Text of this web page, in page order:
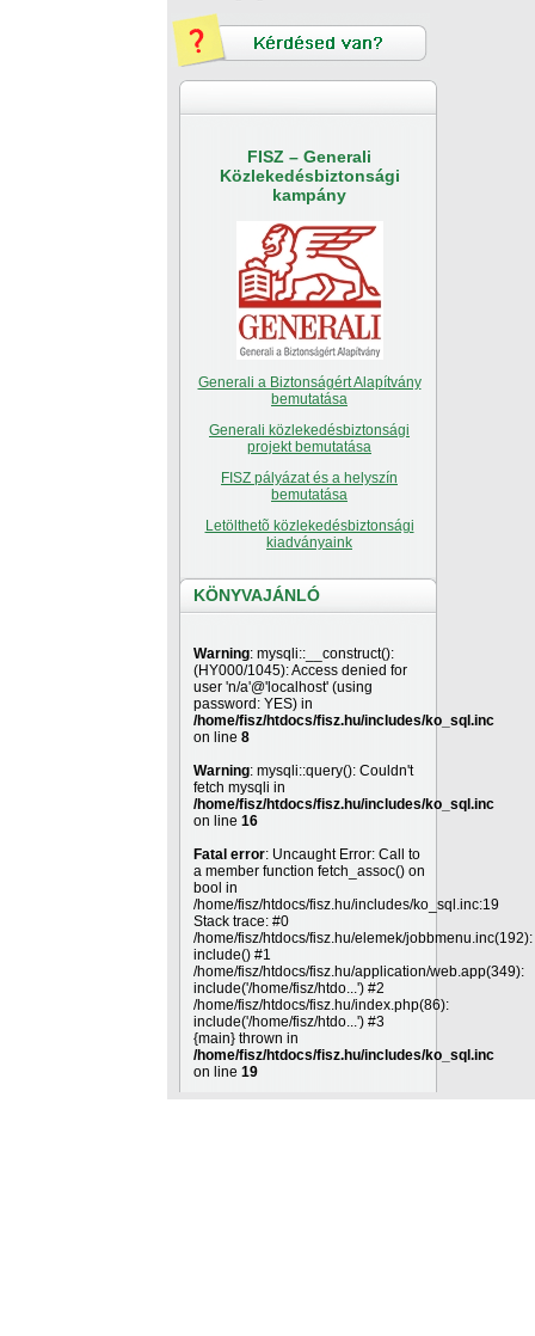
FISZ – Generali
Közlekedésbiztonsági
kampány
Generali a Biztonságért Alapítvány
bemutatása
Generali közlekedésbiztonsági
projekt bemutatása
FISZ pályázat és a helyszín
bemutatása
Letölthetõ közlekedésbiztonsági
kiadványaink
KÖNYVAJÁNLÓ
Warning: mysqli::__construct():
(HY000/1045): Access denied for
user 'n/a'@'localhost' (using
password: YES) in
/home/fisz/htdocs/fisz.hu/includes/ko_sql.inc
on line 8
Warning: mysqli::query(): Couldn't
fetch mysqli in
/home/fisz/htdocs/fisz.hu/includes/ko_sql.inc
on line 16
Fatal error: Uncaught Error: Call to
a member function fetch_assoc() on
bool in
/home/fisz/htdocs/fisz.hu/includes/ko_sql.inc:19
Stack trace: #0
/home/fisz/htdocs/fisz.hu/elemek/jobbmenu.inc(192):
include() #1
/home/fisz/htdocs/fisz.hu/application/web.app(349):
include('/home/fisz/htdo...') #2
/home/fisz/htdocs/fisz.hu/index.php(86):
include('/home/fisz/htdo...') #3
{main} thrown in
/home/fisz/htdocs/fisz.hu/includes/ko_sql.inc
on line 19